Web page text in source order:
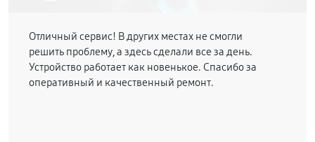
Отличный сервис! В других местах не смогли
решить проблему, а здесь сделали все за день.
Устройство работает как новенькое. Спасибо за
оперативный и качественный ремонт.